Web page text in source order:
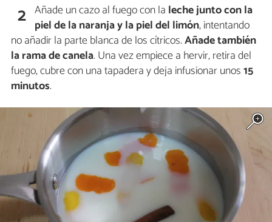
2 Añade un cazo al fuego con la leche junto con la
piel de la naranja y la piel del limón, intentando
no añadir la parte blanca de los cítricos.Añade también
la rama de canela. Una vez empiece a hervir, retira del
fuego, cubre con una tapadera y deja infusionar unos15
minutos.